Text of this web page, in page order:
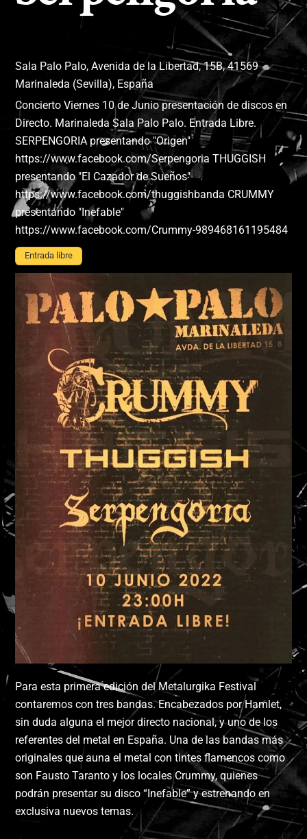
Sala Palo Palo, Avenida de la Libertad, 15B, 41569
Marinaleda (Sevilla), España
Concierto Viernes 10 de Junio presentación de discos en
Directo. Marinaleda Sala Palo Palo. Entrada Libre.
SERPENGORIA presentando "Origen"
https://www.facebook.com/Serpengoria THUGGISH
presentando "El Cazador de Sueños"
https://www.facebook.com/thuggishbanda CRUMMY
presentando "Inefable"
https://www.facebook.com/Crummy-989468161195484
Entrada libre
Para esta primera edición del Metalurgika Festival
contaremos con tres bandas. Encabezados por Hamlet,
sin duda alguna el mejor directo nacional, y uno de los
referentes del metal en España. Una de las bandas más
originales que auna el metal con tintes flamencos como
son Fausto Taranto y los locales Crummy, quienes
podrán presentar su disco “Inefable” y estrenando en
exclusiva nuevos temas.